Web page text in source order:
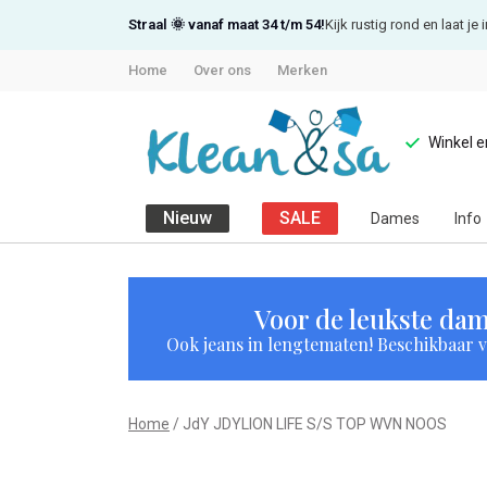
Straal 🌞 vanaf maat 34 t/m 54!Kijk rustig rond en laat je
Home Over ons Merken
Winkel
Nieuw SALE Dames Info
JDYLION Voor de leukste
Ook jeans in lengtematen! Beschikbaar
Home JdY JDYLION LIFE S/S TOP WVN NOOS